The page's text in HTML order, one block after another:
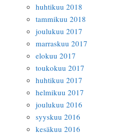
huhtikuu 2018
tammikuu 2018
joulukuu 2017
marraskuu 2017
elokuu 2017
toukokuu 2017
huhtikuu 2017
helmikuu 2017
joulukuu 2016
syyskuu 2016
kesäkuu 2016